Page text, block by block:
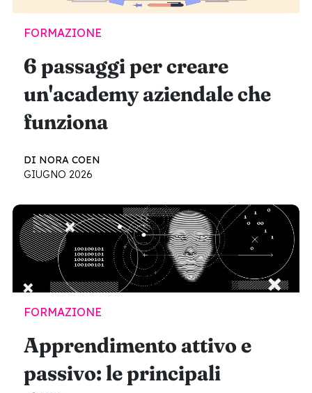
FORMAZIONE
6 passaggi per creare
un'academy aziendale che
funziona
DI NORA COEN
GIUGNO 2026
FORMAZIONE
Apprendimento attivo e
passivo: le principali